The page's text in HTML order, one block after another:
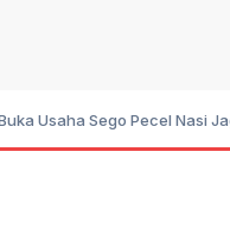
Usaha Sego Pecel Nasi